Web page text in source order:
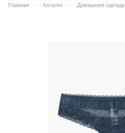
Главная – Каталог – Домашняя одежда